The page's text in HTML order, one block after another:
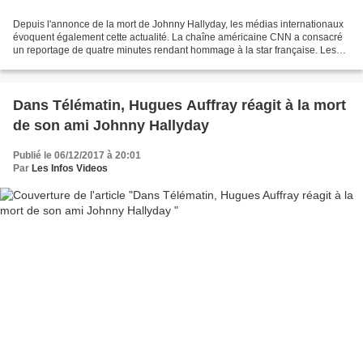
Depuis l'annonce de la mort de Johnny Hallyday, les médias internationaux
évoquent également cette actualité. La chaîne américaine CNN a consacré
un reportage de quatre minutes rendant hommage à la star française. Les
Dans Télématin, Hugues Auffray réagit à la mort
de son ami Johnny Hallyday
Publié le 06/12/2017 à 20:01
Par Les Infos Videos